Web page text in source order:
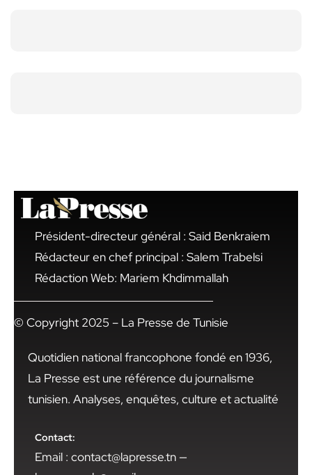
Président-directeur général : Said Benkraiem
Rédacteur en chef principal : Salem Trabelsi
Rédaction Web: Mariem Khdimmallah
© Copyright 2025 – La Presse de Tunisie
Quotidien national francophone fondé en 1936,
La Presse est une référence du journalisme
tunisien. Analyses, enquêtes, culture et actualité
Contact:
Email : contact@lapresse.tn —